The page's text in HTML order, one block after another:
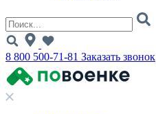
8 800 500-71-81 Заказать звонок